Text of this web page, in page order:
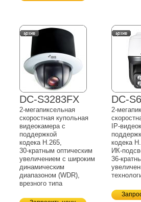
DC-S3283FX
2-мегапиксельная
скоростная купольная
видеокамера с
поддержкой
кодека H.265,
30-кратным оптическим
увеличением с широким
динамическим
диапазоном (WDR),
врезного типа
DC-
2-
IP-
кодека
ИК-
36-